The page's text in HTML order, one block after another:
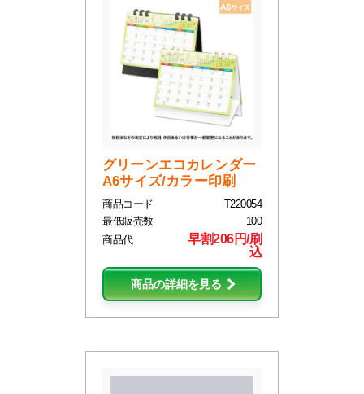
グリーンエコカレンダー
A6サイズ/カラー印刷
商品コード
T220054
最低販売数
100
商品代
早割206円/刷
込
商品の詳細を見る